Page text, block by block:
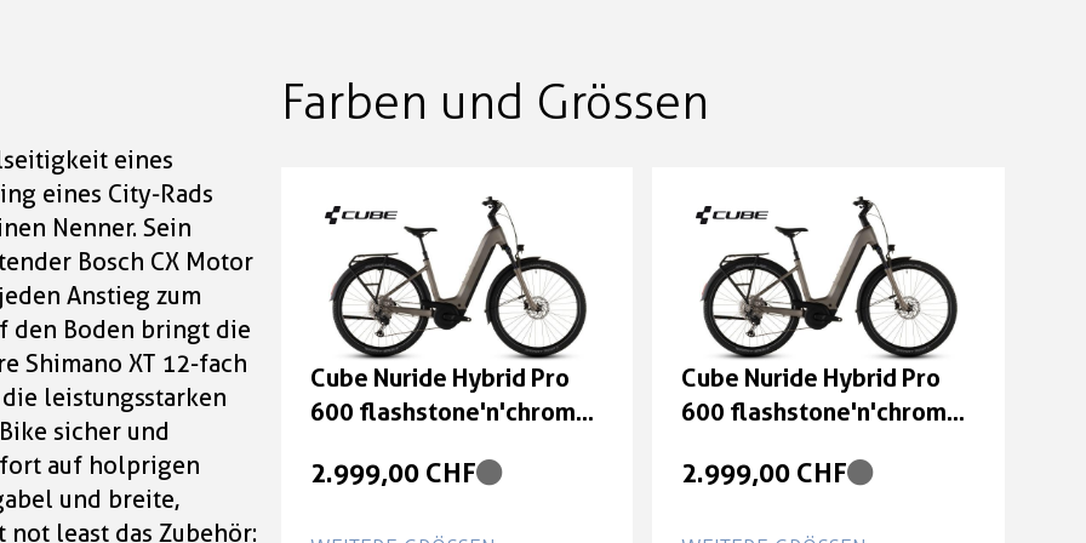
eines
eines City-Rads
Nenner. Sein
Bosch CX Motor
Anstieg zum
den Boden bringt die
Shimano XT 12-fach
leistungsstarken
sicher und
auf holprigen
und breite,
least das Zubehör:
Farben und Grössen
Cube Nuride Hybrid Pro
600 flashstone'n'chrome
2.999,00 CHF
Cube Nuride Hybrid Pro
600 flashstone'n'chrome
2.999,00 CHF